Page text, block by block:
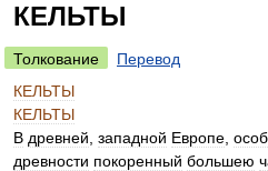
КЕЛЬТЫ
Толкование
Перевод
КЕЛЬТЫ
КЕЛЬТЫ
В древней западной Европе
древности покоренный большею